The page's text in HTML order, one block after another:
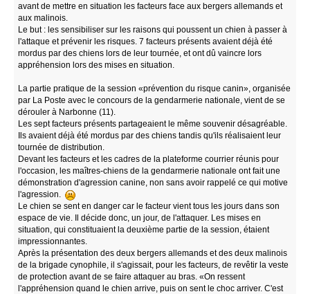
avant de mettre en situation les facteurs face aux bergers allemands et
aux malinois.
Le but : les sensibiliser sur les raisons qui poussent un chien à passer à
l'attaque et prévenir les risques. 7 facteurs présents avaient déjà été
mordus par des chiens lors de leur tournée, et ont dû vaincre lors
appréhension lors des mises en situation.
La partie pratique de la session «prévention du risque canin», organisée
par La Poste avec le concours de la gendarmerie nationale, vient de se
dérouler à Narbonne (11).
Les sept facteurs présents partageaient le même souvenir désagréable.
Ils avaient déjà été mordus par des chiens tandis qu'ils réalisaient leur
tournée de distribution.
Devant les facteurs et les cadres de la plateforme courrier réunis pour
l'occasion, les maîtres-chiens de la gendarmerie nationale ont fait une
démonstration d'agression canine, non sans avoir rappelé ce qui motive
l'agression.
Le chien se sent en danger car le facteur vient tous les jours dans son
espace de vie. Il décide donc, un jour, de l'attaquer. Les mises en
situation, qui constituaient la deuxième partie de la session, étaient
impressionnantes.
Après la présentation des deux bergers allemands et des deux malinois
de la brigade cynophile, il s'agissait, pour les facteurs, de revêtir la veste
de protection avant de se faire attaquer au bras. «On ressent
l'appréhension quand le chien arrive, puis on sent le choc arriver. C'est